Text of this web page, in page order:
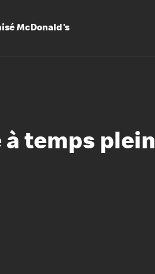
McDonald's
Les
à temps